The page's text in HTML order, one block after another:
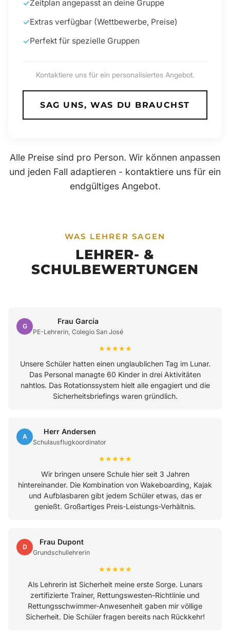
Zeitplan angepasst an deine Gruppe
Extras verfügbar (Wettbewerbe, Preise)
Perfekt für spezielle Gruppen
Kontaktiere uns für ein personalisiertes Angebot.
SAG UNS, WAS DU BRAUCHST
Alle Preise sind pro Person. Wir können anpassen
und jeden Fall adaptieren - kontaktiere uns für ein
endgültiges Angebot.
WAS LEHRER SAGEN
LEHRER- &
SCHULBEWERTUNGEN
G
Frau García
PE-Lehrerin, Colegio San José
★★★★★
Unsere Schüler hatten einen unglaublichen Tag im Lunar.
Das Personal managte 60 Kinder in drei Aktivitäten
nahtlos. Das Rotationssystem hielt alle engagiert und die
Sicherheitsbriefings waren gründlich.
A
Herr Andersen
Schulausflugkoordinator
★★★★★
Wir bringen unsere Schule hier seit 3 Jahren
hintereinander. Die Kombination von Wakeboarding, Kajak
und Aufblasbaren gibt jedem Schüler etwas, das er
genießt. Großartiges Preis-Leistungs-Verhältnis.
D
Frau Dupont
Grundschullehrerin
★★★★★
Als Lehrerin ist Sicherheit meine erste Sorge. Lunars
zertifizierte Trainer, Rettungswesten-Richtlinie und
Rettungsschwimmer-Anwesenheit gaben mir völlige
Sicherheit. Die Schüler fragen bereits nach Rückkehr!